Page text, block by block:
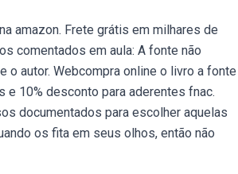
amazon. Frete grátis em milhares de
comentados em aula: A fonte não
o autor. Webcompra online o livro a fonte
e 10% desconto para aderentes fnac.
documentados para escolher aquelas
os fita em seus olhos, então não